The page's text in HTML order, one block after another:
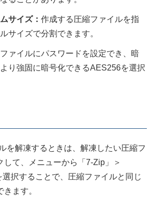
サイズ： 作成する圧縮ファイルを指
サイズで分割できます。
ァイルにパスワードを設定でき、暗
り強固に暗号化できるAES256を選択
を解凍するときは、解凍したい圧縮フ
して、メニューから「7-Zip」＞
選択することで、圧縮ファイルと同じ
ます。